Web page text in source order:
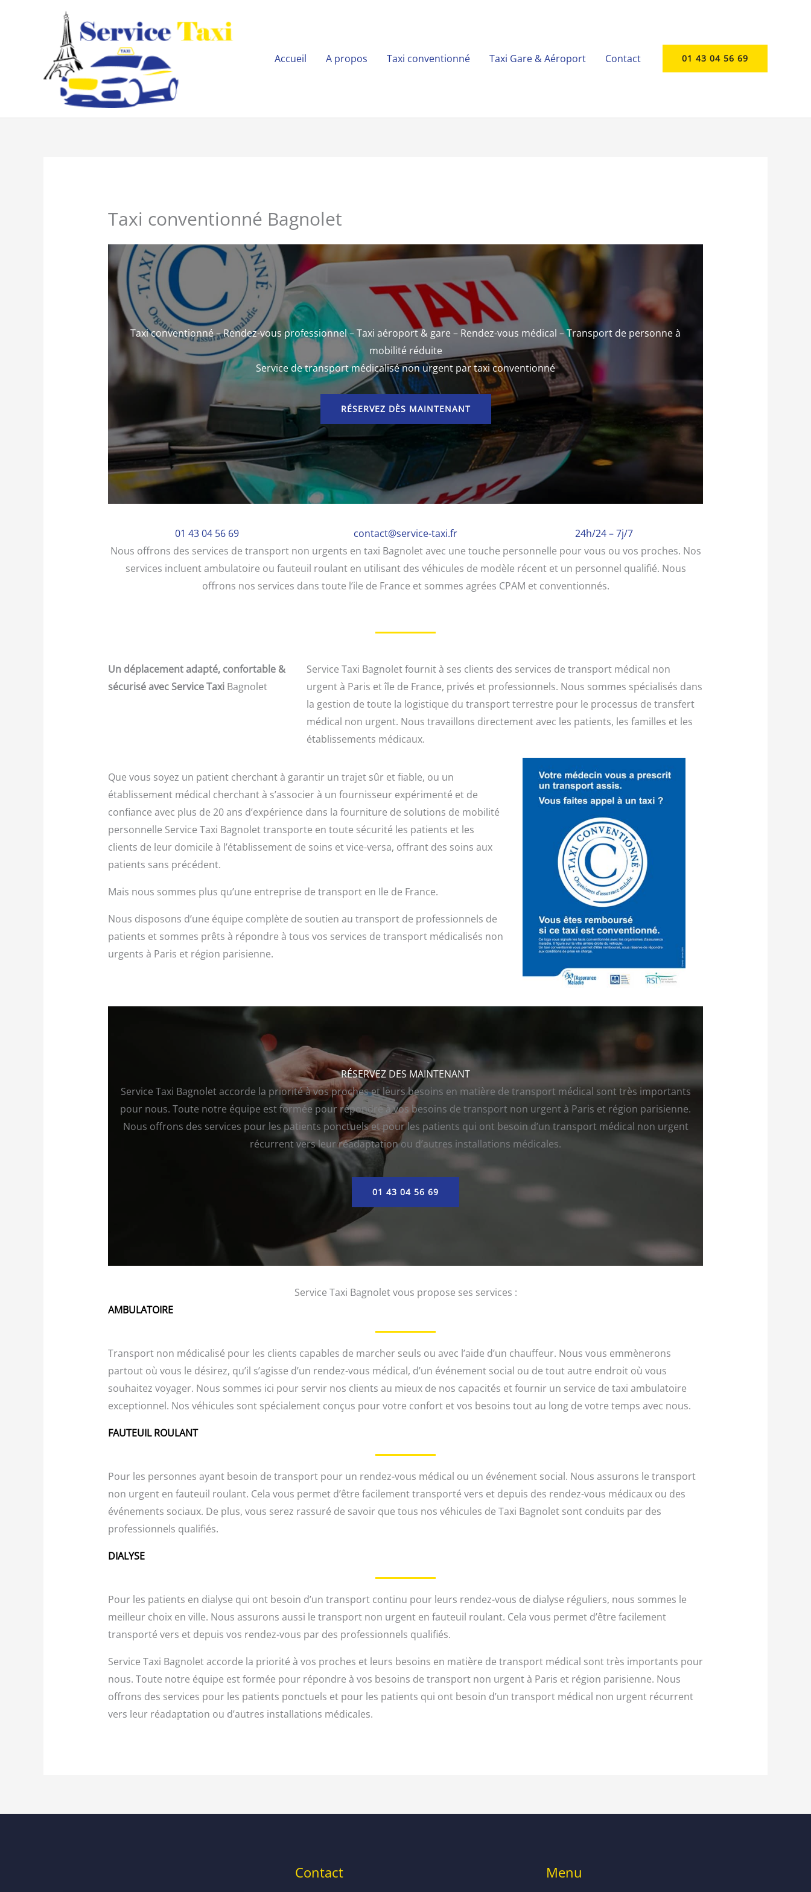
Accueil
A propos Taxi conventionné Taxi Gare & Aéroport Contact 01 43 04 56 69
Taxi conventionné Bagnolet
Taxi conventionné – Rendez-vous professionnel – Taxi aéroport & gare – Rendez-vous médical – Transport de personne à
mobilité réduite
Service de transport médicalisé non urgent par taxi conventionné
RÉSERVEZ DÈS MAINTENANT
01 43 04 56 69 contact@service-taxi.fr
24h/24 – 7j/7
Nous offrons des services de transport non urgents en taxi Bagnolet avec une touche personnelle pour vous ou vos proches. Nos
services incluent ambulatoire ou fauteuil roulant en utilisant des véhicules de modèle récent et un personnel qualifié. Nous
offrons nos services dans toute l’ile de France et sommes agrées CPAM et conventionnés.
Un déplacement adapté, confortable &
sécurisé avec Service TaxiBagnolet
Service Taxi Bagnolet fournit à ses clients des services de transport médical non
urgent à Paris et île de France, privés et professionnels. Nous sommes spécialisés dans
la gestion de toute la logistique du transport terrestre pour le processus de transfert
médical non urgent. Nous travaillons directement avec les patients, les familles et les
établissements médicaux.
Que vous soyez un patient cherchant à garantir un trajet sûr et fiable, ou un
établissement médical cherchant à s’associer à un fournisseur expérimenté et de
confiance avec plus de 20 ans d’expérience dans la fourniture de solutions de mobilité
personnelle Service Taxi Bagnolet transporte en toute sécurité les patients et les
clients de leur domicile à l’établissement de soins et vice-versa, offrant des soins aux
patients sans précédent.
Mais nous sommes plus qu’une entreprise de transport en Ile de France.
Nous disposons d’une équipe complète de soutien au transport de professionnels de
patients et sommes prêts à répondre à tous vos services de transport médicalisés non
urgents à Paris et région parisienne.
RÉSERVEZ DES MAINTENANT
Service Taxi Bagnolet accorde la priorité à vos proches et leurs besoins en matière de transport médical sont très importants
pour nous. Toute notre équipe est formée pour répondre à vos besoins de transport non urgent à Paris et région parisienne.
Nous offrons des services pour les patients ponctuels et pour les patients qui ont besoin d’un transport médical non urgent
récurrent vers leur réadaptation ou d’autres installations médicales.
01 43 04 56 69
Service Taxi Bagnolet vous propose ses services :
AMBULATOIRE
Transport non médicalisé pour les clients capables de marcher seuls ou avec l’aide d’un chauffeur. Nous vous emmènerons
partout où vous le désirez, qu’il s’agisse d’un rendez-vous médical, d’un événement social ou de tout autre endroit où vous
souhaitez voyager. Nous sommes ici pour servir nos clients au mieux de nos capacités et fournir un service de taxi ambulatoire
exceptionnel. Nos véhicules sont spécialement conçus pour votre confort et vos besoins tout au long de votre temps avec nous.
FAUTEUIL ROULANT
Pour les personnes ayant besoin de transport pour un rendez-vous médical ou un événement social. Nous assurons le transport
non urgent en fauteuil roulant. Cela vous permet d’être facilement transporté vers et depuis des rendez-vous médicaux ou des
événements sociaux. De plus, vous serez rassuré de savoir que tous nos véhicules de Taxi Bagnolet sont conduits par des
professionnels qualifiés.
DIALYSE
Pour les patients en dialyse qui ont besoin d’un transport continu pour leurs rendez-vous de dialyse réguliers, nous sommes le
meilleur choix en ville. Nous assurons aussi le transport non urgent en fauteuil roulant. Cela vous permet d’être facilement
transporté vers et depuis vos rendez-vous par des professionnels qualifiés.
Service Taxi Bagnolet accorde la priorité à vos proches et leurs besoins en matière de transport médical sont très importants pour
nous. Toute notre équipe est formée pour répondre à vos besoins de transport non urgent à Paris et région parisienne. Nous
offrons des services pour les patients ponctuels et pour les patients qui ont besoin d’un transport médical non urgent récurrent
vers leur réadaptation ou d’autres installations médicales.
Contact Menu